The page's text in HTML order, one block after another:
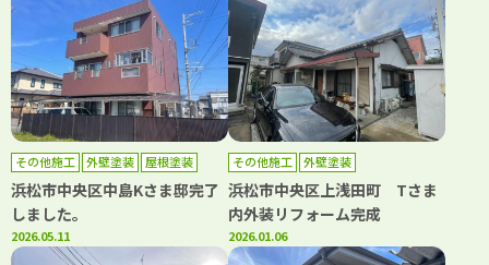
その他施工 外壁塗装 屋根塗装
浜松市中央区中島Kさま邸完了
しました。
2026.05.11
その他施工 外壁塗装
浜松市中央区上浅田町 Tさま
内外装リフォーム完成
2026.01.06